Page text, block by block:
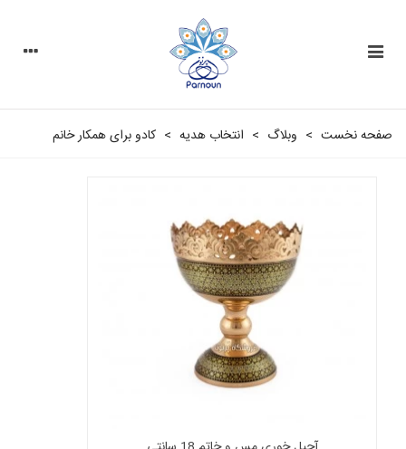
صفحه نخست > وبلاگ > انتخاب هدیه > کادو برای همکار خانم